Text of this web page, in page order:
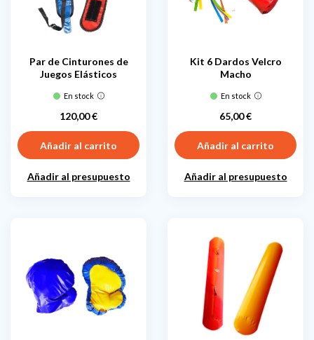
Par de Cinturones de
Juegos Elásticos
En stock
Precio
120,00 €
Añadir al carrito
Añadir al presupuesto
Kit 6 Dardos Velcro
Macho
En stock
Precio
65,00 €
Añadir al carrito
Añadir al presupuesto